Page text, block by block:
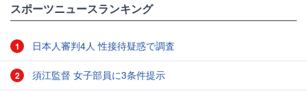
スポーツニュースランキング
1 日本人審判4人 性接待疑惑で調査
2 須江監督 女子部員に3条件提示